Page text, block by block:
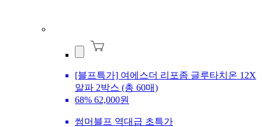
[블프특가] 여에스더 리포좀 글루타치온 12X
알파 2박스 (총 60매)
68% 62,000원
썸머블프 역대급 초특가